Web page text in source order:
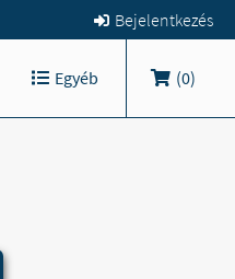
Bejelentkezés
Egyéb (0)